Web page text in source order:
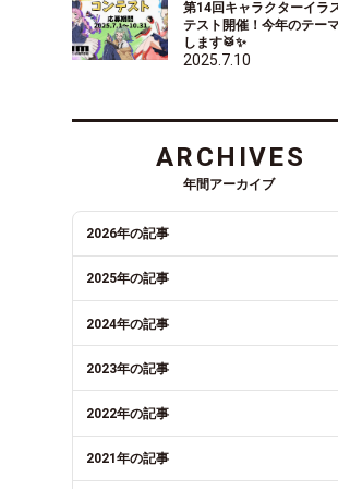
第14回キャラクターイラ
テスト開催！今年のテー
します🥁✨
2025.7.10
ARCHIVES
年間アーカイブ
2026年の記事
2025年の記事
2024年の記事
2023年の記事
2022年の記事
2021年の記事